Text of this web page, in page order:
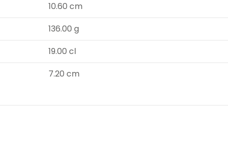
10.60 cm
136.00 g
19.00 cl
7.20 cm